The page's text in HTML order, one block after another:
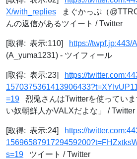
X/with_replies まぐかっぷ（
んの返信があるツイート / Twitter
[取得: 表示:110] https://twpf.jp:443/
(A_yuma1231) - ツイフィール
[取得: 表示:23]
https://
=19 烈兎さんはTwitterを使ってい
い奴朝鮮人かVALXだよな」 / Twitter
[取得: 表示:24]
https://
s=19 ツイート / Twitter